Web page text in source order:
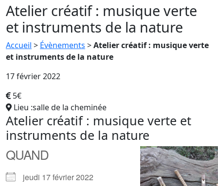
Atelier créatif : musique verte
et instruments de la nature
Accueil > Évènements >Atelier créatif : musique verte
et instruments de la nature
17 février 2022
5€
Lieu :salle de la cheminée
Atelier créatif : musique verte et
instruments de la nature
QUAND
jeudi 17 février 2022